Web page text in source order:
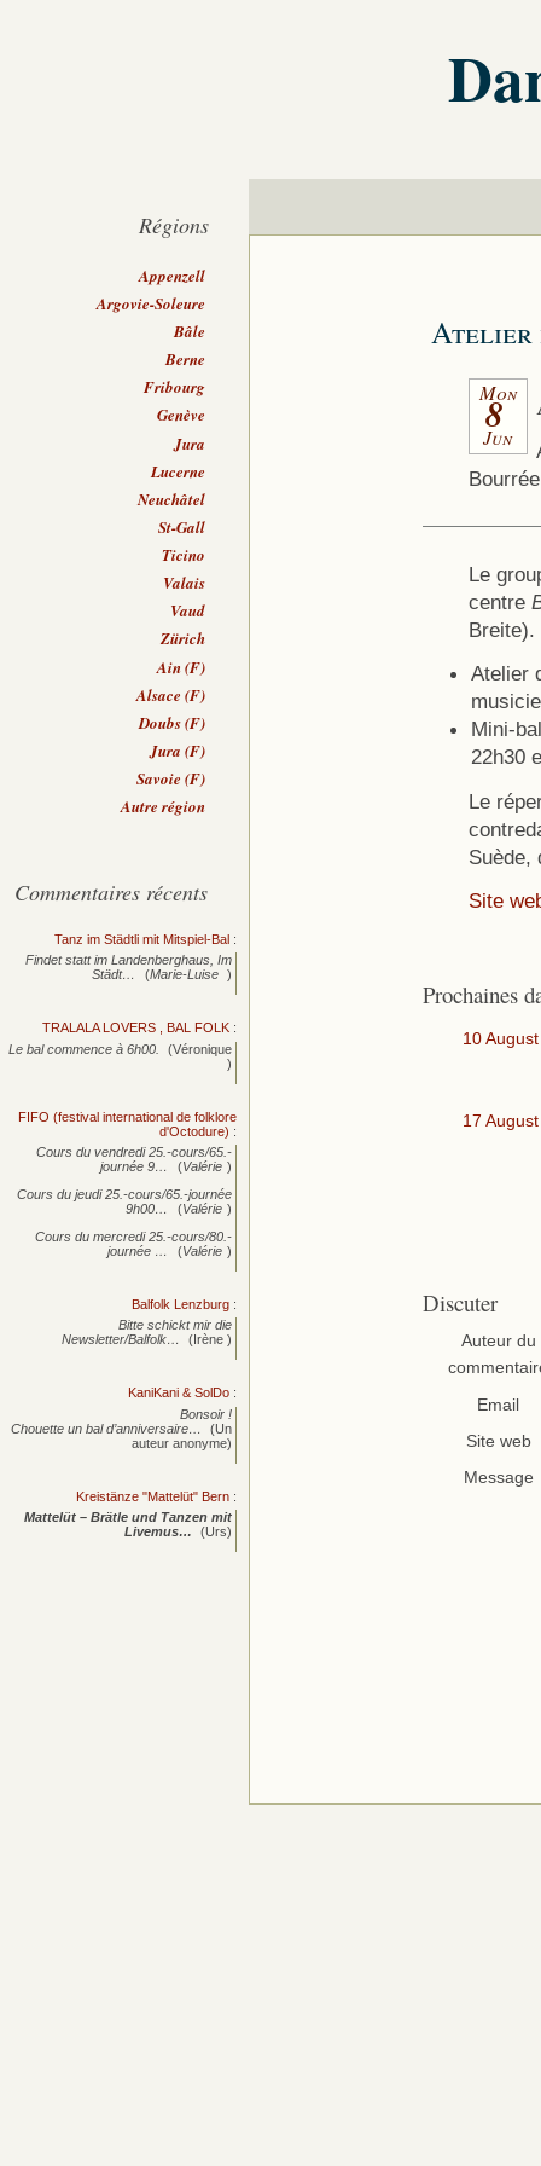
Atelier
Mon
8
Jun
Le
centre
Breite).
Atelier
Mini-
22h30
Le
Suède,
Site
Prochaines
10
17
Discuter
Auteur du
Email
Site web
Message
Régions
Appenzell
Argovie-Soleure
Bâle
Berne
Fribourg
Genève
Jura
Lucerne
Neuchâtel
St-Gall
Ticino
Valais
Vaud
Zürich
Ain (F)
Alsace (F)
Doubs (F)
Jura (F)
Savoie (F)
Autre région
Commentaires récents
Tanz im Städtli mit Mitspiel-Bal :
Findet statt im Landenberghaus, Im
Städt…
(Marie-Luise )
TRALALA LOVERS , BAL FOLK :
Le bal commence à 6h00.
(Véronique
)
FIFO (festival international de folklore
d'Octodure) :
Cours du vendredi 25.-cours/65.-
journée 9… (Valérie )
Cours du jeudi 25.-cours/65.-journée
9h00…
(Valérie )
Cours du mercredi 25.-cours/80.-
journée … (Valérie )
Balfolk Lenzburg :
Bitte schickt mir die
Newsletter/Balfolk…
(Irène )
KaniKani & SolDo :
Bonsoir !
Chouette un bal d’anniversaire…
(Un
auteur anonyme)
Kreistänze "Mattelüt" Bern :
Mattelüt – Brätle und Tanzen mit
Livemus…
(Urs)